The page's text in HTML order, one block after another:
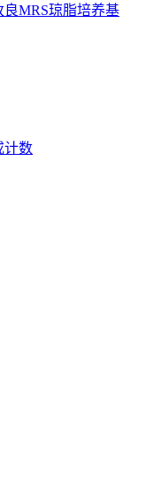
MRS琼脂培养基
计数